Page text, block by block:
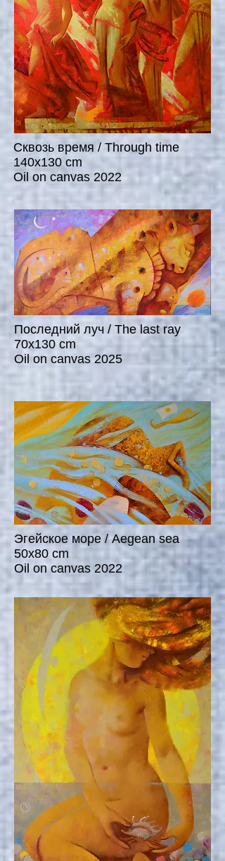
Сквозь время / Through time
140x130 cm
Oil on canvas 2022
Последний луч / The last ray
70x130 cm
Oil on canvas 2025
Эгейское море / Aegean sea
50x80 cm
Oil on canvas 2022